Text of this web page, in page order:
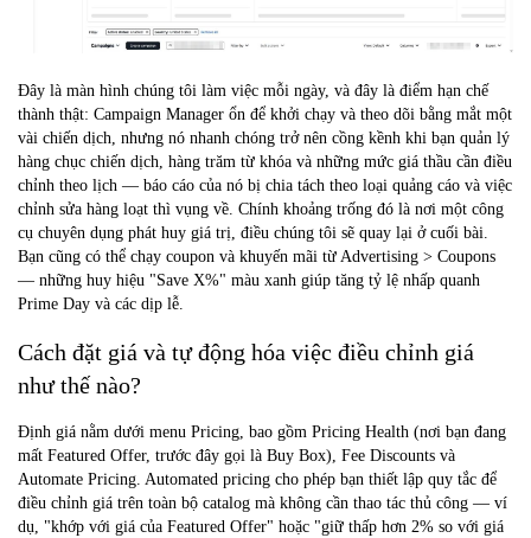
Đây là màn hình chúng tôi làm việc mỗi ngày, và đây là điểm hạn chế
thành thật: Campaign Manager ổn để khởi chạy và theo dõi bằng mắt một
vài chiến dịch, nhưng nó nhanh chóng trở nên cồng kềnh khi bạn quản lý
hàng chục chiến dịch, hàng trăm từ khóa và những mức giá thầu cần điều
chỉnh theo lịch — báo cáo của nó bị chia tách theo loại quảng cáo và việc
chỉnh sửa hàng loạt thì vụng về. Chính khoảng trống đó là nơi một công
cụ chuyên dụng phát huy giá trị, điều chúng tôi sẽ quay lại ở cuối bài.
Bạn cũng có thể chạy coupon và khuyến mãi từ Advertising > Coupons
— những huy hiệu "Save X%" màu xanh giúp tăng tỷ lệ nhấp quanh
Prime Day và các dịp lễ.
Cách đặt giá và tự động hóa việc điều chỉnh giá
như thế nào?
Định giá nằm dưới menu Pricing, bao gồm Pricing Health (nơi bạn đang
mất Featured Offer, trước đây gọi là Buy Box), Fee Discounts và
Automate Pricing. Automated pricing cho phép bạn thiết lập quy tắc để
điều chỉnh giá trên toàn bộ catalog mà không cần thao tác thủ công — ví
dụ, "khớp với giá của Featured Offer" hoặc "giữ thấp hơn 2% so với giá